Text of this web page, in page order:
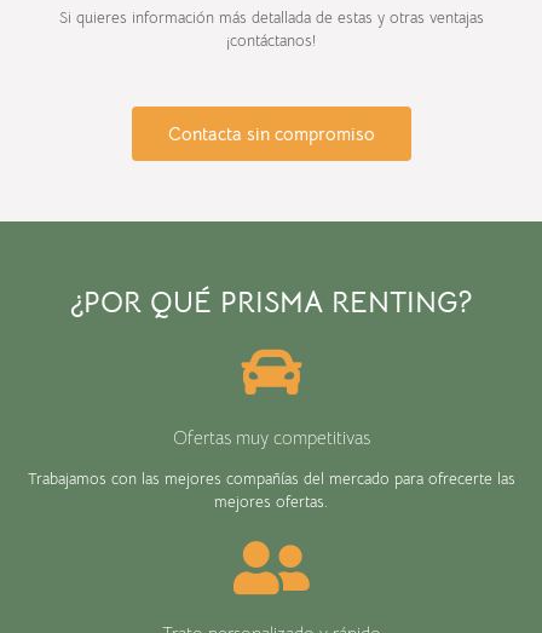
Si quieres información más detallada de estas y otras ventajas
¡contáctanos!
Contacta sin compromiso
¿POR QUÉ PRISMA RENTING?
Ofertas muy competitivas
Trabajamos con las mejores compañías del mercado para ofrecerte las
mejores ofertas.